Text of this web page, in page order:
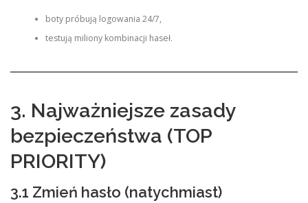
boty próbują logowania 24/7,
testują miliony kombinacji haseł.
3. Najważniejsze zasady
bezpieczeństwa (TOP
PRIORITY)
3.1 Zmień hasło (natychmiast)